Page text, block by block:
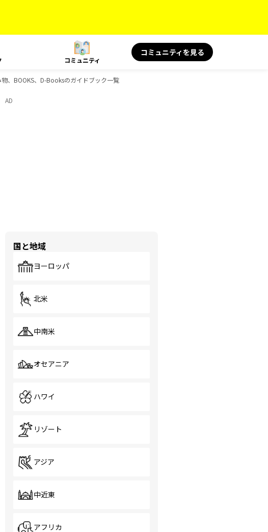
コミュニティ
コミュニティを見る
、BOOKS、D-Booksのガイドブック一覧
AD
国と地域
ヨーロッパ
北米
中南米
オセアニア
ハワイ
リゾート
アジア
中近東
アフリカ